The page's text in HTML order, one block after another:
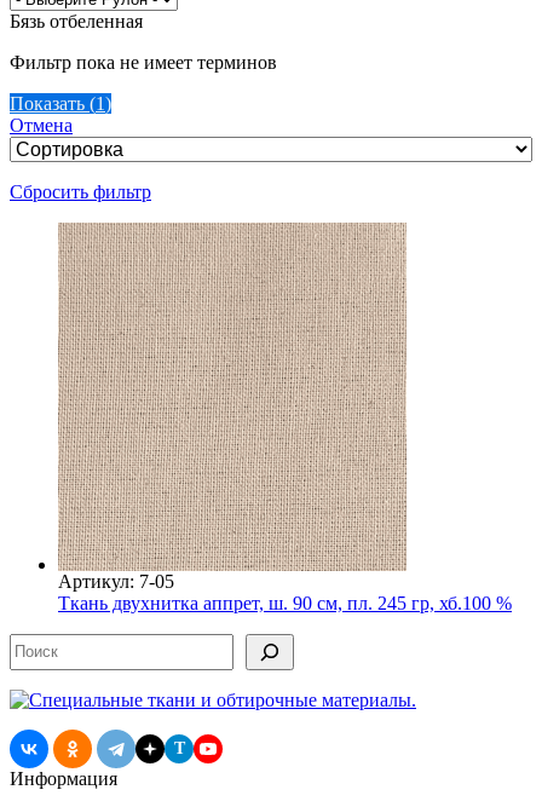
Бязь отбеленная
Фильтр пока не имеет терминов
Показать (1)
Отмена
Сбросить фильтр
Артикул: 7-05
Ткань двухнитка аппрет, ш. 90 см, пл. 245 гр, хб.100 %
Поиск
T
Информация